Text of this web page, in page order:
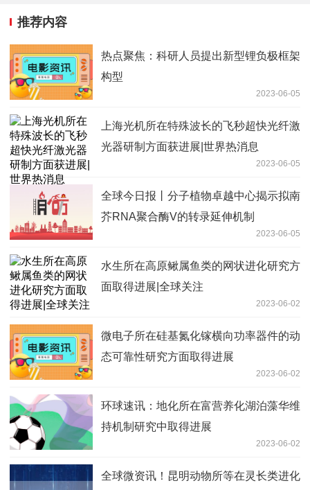
推荐内容
热点聚焦：科研人员提出新型锂负极框架
构型
2023-06-05
上海光机所在特殊波长的飞秒超快光纤激
光器研制方面获进展|世界热消息
2023-06-05
全球今日报丨分子植物卓越中心揭示拟南
芥RNA聚合酶V的转录延伸机制
2023-06-05
水生所在高原鳅属鱼类的网状进化研究方
面取得进展|全球关注
2023-06-02
微电子所在硅基氮化镓横向功率器件的动
态可靠性研究方面取得进展
2023-06-02
环球速讯：地化所在富营养化湖泊藻华维
持机制研究中取得进展
2023-06-02
全球微资讯！昆明动物所等在灵长类进化